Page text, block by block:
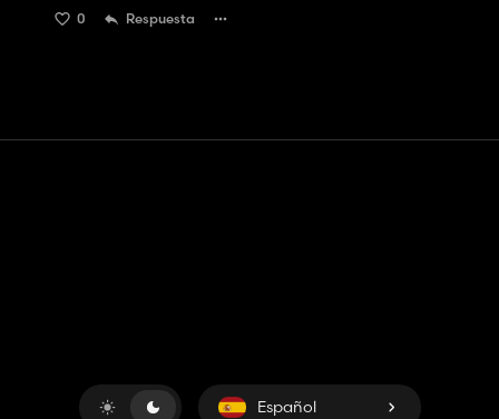
0 Respuesta
Español